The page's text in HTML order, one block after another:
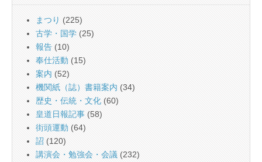
まつり (225)
古学・国学 (25)
報告 (10)
奉仕活動 (15)
案内 (52)
機関紙（誌）書籍案内 (34)
歴史・伝統・文化 (60)
皇道日報記事 (58)
街頭運動 (64)
詔 (120)
講演会・勉強会・会議 (232)